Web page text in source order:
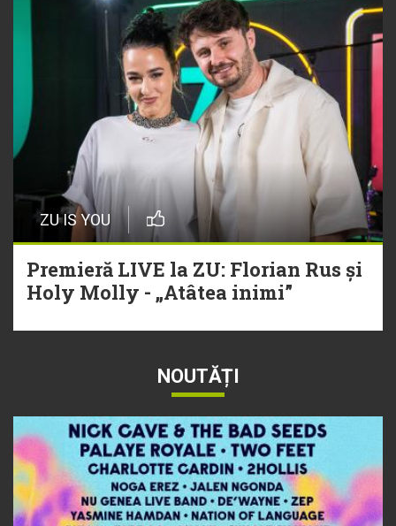
ZU IS YOU
Premieră LIVE la ZU: Florian Rus și
Holy Molly - „Atâtea inimi”
NOUTĂȚI